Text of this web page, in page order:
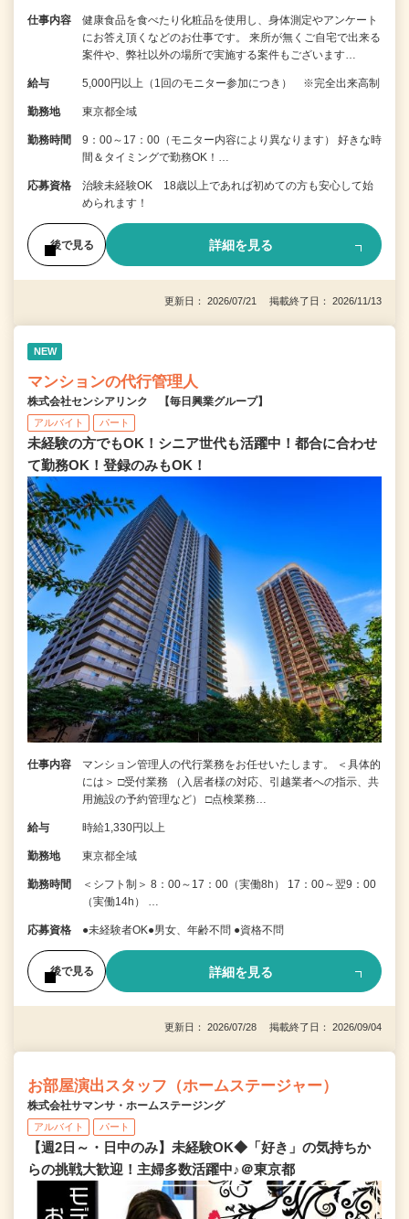
仕事内容
健康食品を食べたり化粧品を使用し、身体測定やアンケート
にお答え頂くなどのお仕事です。 来所が無くご自宅で出来る
案件や、弊社以外の場所で実施する案件もございます…
給与 5,000円以上（1回のモニター参加につき） ※完全出来高制
勤務地 東京都全域
勤務時間
9：00～17：00（モニター内容により異なります） 好きな時
間＆タイミングで勤務OK！…
応募資格
治験未経験OK 18歳以上であれば初めての方も安心して始
められます！
後で見る 詳細を見る
更新日： 2026/07/21 掲載終了日： 2026/11/13
NEW
マンションの代行管理人
株式会社センシアリンク 【毎日興業グループ】
アルバイト パート
未経験の方でもOK！シニア世代も活躍中！都合に合わせ
て勤務OK！登録のみもOK！
仕事内容
マンション管理人の代行業務をお任せいたします。 ＜具体的
には＞ □受付業務 （入居者様の対応、引越業者への指示、共
用施設の予約管理など） □点検業務…
給与 時給1,330円以上
勤務地 東京都全域
勤務時間
＜シフト制＞ 8：00～17：00（実働8h） 17：00～翌9：00
（実働14h） …
応募資格 ●未経験者OK●男女、年齢不問 ●資格不問
後で見る 詳細を見る
更新日： 2026/07/28 掲載終了日： 2026/09/04
お部屋演出スタッフ（ホームステージャー）
株式会社サマンサ・ホームステージング
アルバイト パート
【週2日～・日中のみ】未経験OK◆「好き」の気持ちか
らの挑戦大歓迎！主婦多数活躍中♪＠東京都